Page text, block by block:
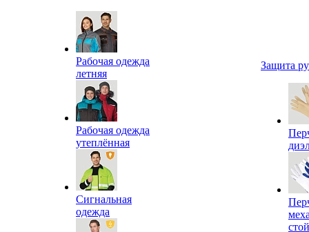
Рабочая одежда
летняя
Рабочая одежда
утеплённая
Сигнальная
одежда
Защита